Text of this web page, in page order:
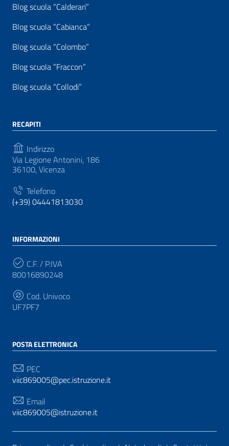
Blog scuola “Calderari”
Blog scuola “Cabianca”
Blog scuola “Colombo”
Blog scuola “Fraccon”
Blog scuola “Collodi”
RECAPITI
Indirizzo
Via Legione Antonini, 186
36100, Vicenza
Telefono
(+39) 04441813030
INFORMAZIONI
C.F. / P.IVA
80016890248
Cod. Univoco
UF7PF7
POSTA ELETTRONICA
PEC
viic869005@pec.istruzione.it
Email
viic869005@istruzione.it